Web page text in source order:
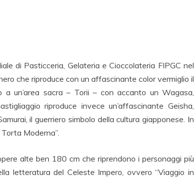
di Pasticceria, Gelateria e Cioccolateria FIPGC nel
che riproduce con un affascinante color vermiglio il
un’area sacra – Torii – con accanto un Wagasa,
riproduce invece un’affascinante Geisha,
il guerriero simbolo della cultura giapponese. In
Moderna”.
alte ben 180 cm che riprendono i personaggi più
letteratura del Celeste Impero, ovvero “Viaggio in